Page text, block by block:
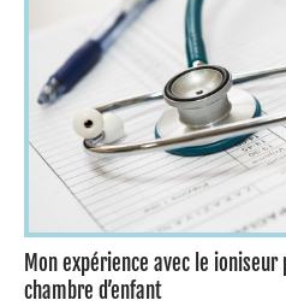
Mon expérience avec le
chambre d’enfant